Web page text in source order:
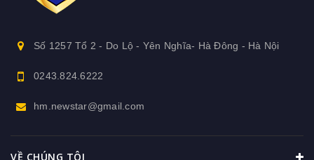
Số 1257 Tổ 2 - Do Lộ - Yên Nghĩa- Hà Đông - Hà Nội
0243.824.6222
hm.newstar@gmail.com
VỀ CHÚNG TÔI